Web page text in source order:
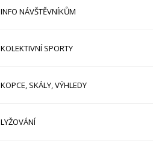
INFO NÁVŠTĚVNÍKŮM
KOLEKTIVNÍ SPORTY
KOPCE, SKÁLY, VÝHLEDY
LYŽOVÁNÍ